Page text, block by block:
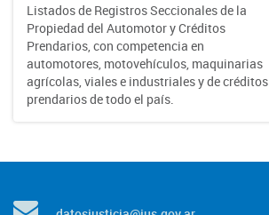
Listados de Registros Seccionales de la
Propiedad del Automotor y Créditos
Prendarios, con competencia en
automotores, motovehículos, maquinarias
agrícolas, viales e industriales y de créditos
prendarios de todo el país.